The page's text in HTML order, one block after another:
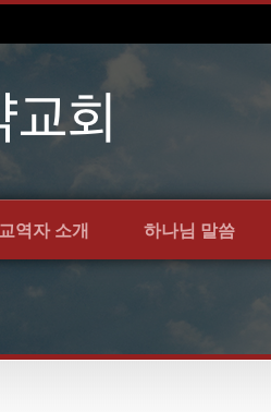
교역자 소개 하나님 말씀